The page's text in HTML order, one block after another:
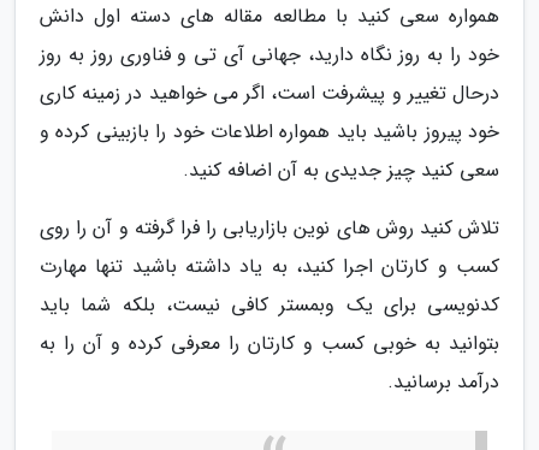
همواره سعی کنید با مطالعه مقاله های دسته اول دانش
خود را به روز نگاه دارید، جهانی آی تی و فناوری روز به روز
درحال تغییر و پیشرفت است، اگر می خواهید در زمینه کاری
خود پیروز باشید باید همواره اطلاعات خود را بازبینی کرده و
سعی کنید چیز جدیدی به آن اضافه کنید.
تلاش کنید روش های نوین بازاریابی را فرا گرفته و آن را روی
کسب و کارتان اجرا کنید، به یاد داشته باشید تنها مهارت
کدنویسی برای یک وبمستر کافی نیست، بلکه شما باید
بتوانید به خوبی کسب و کارتان را معرفی کرده و آن را به
درآمد برسانید.